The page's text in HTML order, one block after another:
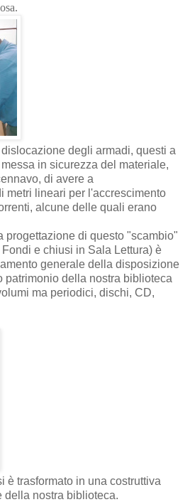
degli armadi, questi a
in sicurezza del materiale,
di avere a
metri lineari per l'accrescimento
alcune delle quali erano
progettazione di questo "scambio"
e chiusi in Sala Lettura) è
generale della disposizione
patrimonio della nostra biblioteca
ma periodici, dischi, CD,
è trasformato in una costruttiva
della nostra biblioteca.